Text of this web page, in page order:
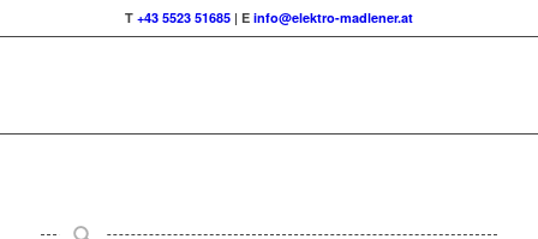
T +43 5523 51685| E info@elektro-madlener.at